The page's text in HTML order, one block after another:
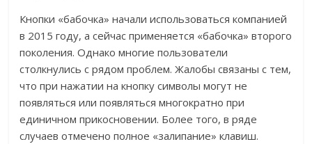
Кнопки «бабочка» начали использоваться компанией
в 2015 году, а сейчас применяется «бабочка» второго
поколения. Однако многие пользователи
столкнулись с рядом проблем. Жалобы связаны с тем,
что при нажатии на кнопку символы могут не
появляться или появляться многократно при
единичном прикосновении. Более того, в ряде
случаев отмечено полное «залипание» клавиш.